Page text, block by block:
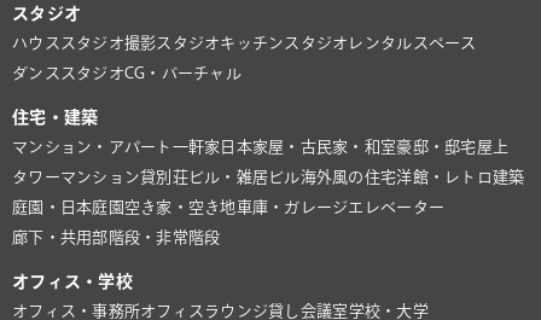
スタジオ
ハウススタジオ撮影スタジオキッチンスタジオ レンタルスペース
ダンススタジオCG・バーチャル
住宅・建築
マンション・アパート 一軒家 日本家屋・古民家・和室豪邸・邸宅屋上
タワーマンション貸別荘ビル・雑居ビル海外風の住宅洋館・レトロ建築
庭園・日本庭園 空き家・空き地 車庫・ガレージ エレベーター
廊下・共用部階段・非常階段
オフィス・学校
オフィス・事務所オフィスラウンジ貸し会議室学校・大学